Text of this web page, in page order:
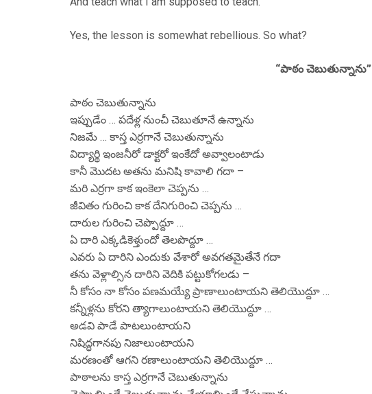
Yes, the lesson is somewhat rebellious. So what?
“పాఠం చెబుతున్నాను”
పాఠం చెబుతున్నాను
ఇప్పుడేం … పదేళ్ల నుంచీ చెబుతూనే ఉన్నాను
నిజమే … కాస్త ఎర్రగానే చెబుతున్నాను
విద్యార్థి ఇంజనీరో డాక్టరో ఇంకేదో అవ్వాలంటాడు
కానీ మొదట అతను మనిషి కావాలి గదా –
మరి ఎర్రగా కాక ఇంకెలా చెప్పను …
జీవితం గురించి కాక దేనిగురించి చెప్పను …
దారుల గురించి చెప్పొద్దూ …
ఏ దారి ఎక్కడికెళ్తుందో తెలపొద్దూ …
ఎవరు ఏ దారిని ఎందుకు వేశారో అవగతమైతేనే గదా
తను వెళ్లాల్సిన దారిని వెదికి పట్టుకోగలడు –
నీ కోసం నా కోసం పణమయ్యే ప్రాణాలుంటాయని తెలియొద్దూ …
కన్నీళ్లను కోరని త్యాగాలుంటాయని తెలియొద్దూ …
అడవి పాడే పాటలుంటాయని
నిషిద్ధగానపు నిజాలుంటాయని
మరణంతో ఆగని రణాలుంటాయని తెలియొద్దూ …
పాఠాలను కాస్త ఎర్రగానే చెబుతున్నాను